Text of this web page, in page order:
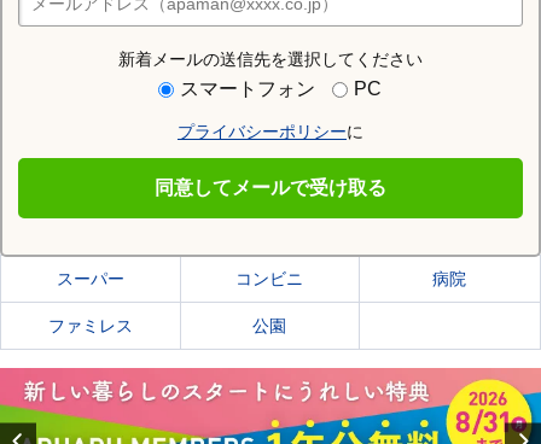
新着メールの送信先を選択してください
スマートフォン PC
プライバシーポリシーに
同意してメールで受け取る
店舗検索
住む街研究所で青森市の情報を見る
青森市の施設一覧
スーパー コンビニ 病院
ファミレス 公園
Previous